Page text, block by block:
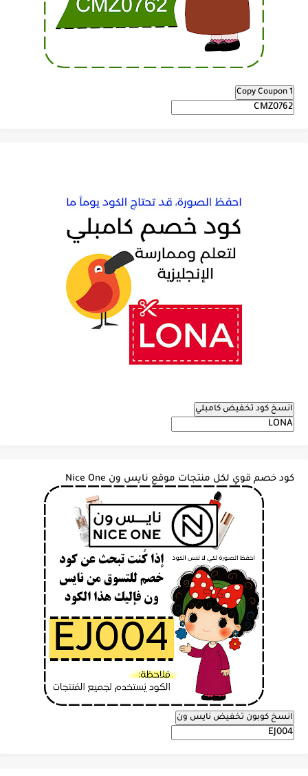
Copy Coupon 1
انسخ كود تخفيض كامبلي
كود خصم قوي لكل منتجات موقع نايس ون Nice One
انسخ كوبون تخفيض نايس ون